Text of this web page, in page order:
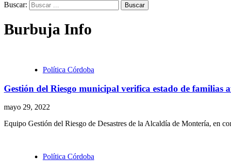
Buscar:
Burbuja Info
Política Córdoba
Gestión del Riesgo municipal verifica estado de familias
mayo 29, 2022
Equipo Gestión del Riesgo de Desastres de la Alcaldía de Montería, en
Política Córdoba